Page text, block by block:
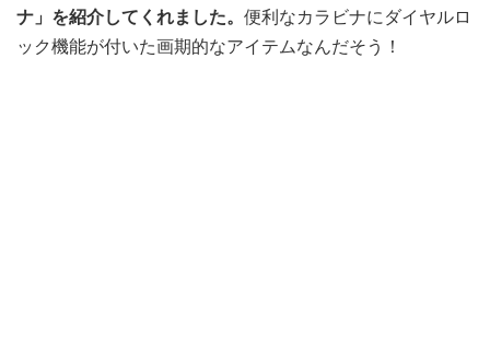
ナ」を紹介してくれました。 便利なカラビナにダイヤルロ
ック機能が付いた画期的なアイテムなんだそう！